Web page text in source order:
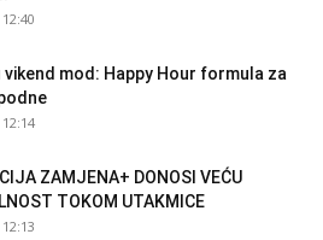
vikend mod: Happy Hour formula za
ZAMJENA+ DONOSI VEĆU
TOKOM UTAKMICE